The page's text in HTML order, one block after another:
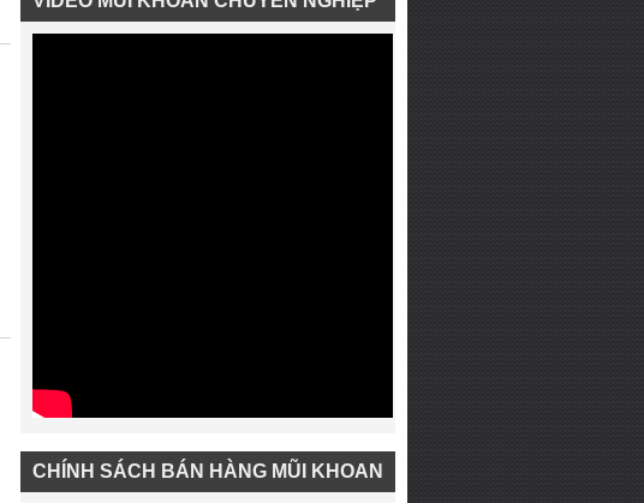
CHÍNH SÁCH BÁN HÀNG MŨI KHOAN